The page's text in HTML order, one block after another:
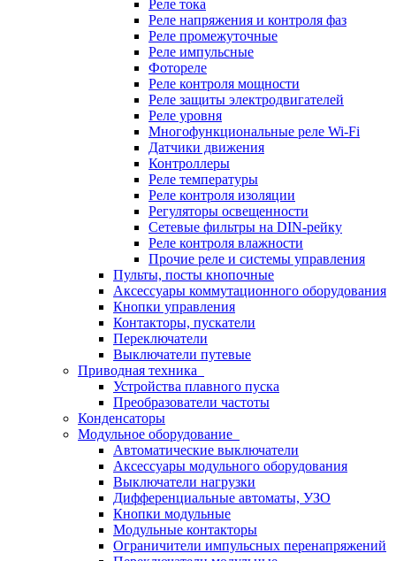
Реле тока
Реле напряжения и контроля фаз
Реле промежуточные
Реле импульсные
Фотореле
Реле контроля мощности
Реле защиты электродвигателей
Реле уровня
Многофункциональные реле Wi-Fi
Датчики движения
Контроллеры
Реле температуры
Реле контроля изоляции
Регуляторы освещенности
Сетевые фильтры на DIN-рейку
Реле контроля влажности
Прочие реле и системы управления
Пульты, посты кнопочные
Аксессуары коммутационного оборудования
Кнопки управления
Контакторы, пускатели
Переключатели
Выключатели путевые
Приводная техника
Устройства плавного пуска
Преобразователи частоты
Конденсаторы
Модульное оборудование
Автоматические выключатели
Аксессуары модульного оборудования
Выключатели нагрузки
Дифференциальные автоматы, УЗО
Кнопки модульные
Модульные контакторы
Ограничители импульсных перенапряжений